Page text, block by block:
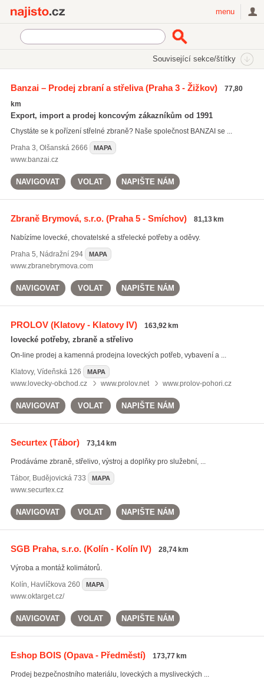
menu
Související sekce/štítky
lovecké zbraně
vzduchovky(200)
Banzai – Prodej zbraní a střeliva(Praha 3 - Žižkov)
77,80
km
Export, import a prodej koncovým zákazníkům od 1991
Chystáte se k pořízení střelné zbraně? Naše společnost BANZAI se ...
Praha 3, Olšanská 2666 MAPA
www.banzai.cz
NAVIGOVAT VOLAT NAPIŠTE NÁM
Zbraně Brymová, s.r.o.(Praha 5 - Smíchov) 81,13 km
Nabízíme lovecké, chovatelské a střelecké potřeby a oděvy.
Praha 5, Nádražní 294 MAPA
www.zbranebrymova.com
NAVIGOVAT VOLAT NAPIŠTE NÁM
PROLOV(Klatovy - Klatovy IV) 163,92 km
lovecké potřeby, zbraně a střelivo
On-line prodej a kamenná prodejna loveckých potřeb, vybavení a ...
Klatovy, Vídeňská 126 MAPA
www.lovecky-obchod.cz www.prolov.net www.prolov-pohori.cz
NAVIGOVAT VOLAT NAPIŠTE NÁM
Securtex(Tábor) 73,14 km
Prodáváme zbraně, střelivo, výstroj a doplňky pro služební, ...
Tábor, Budějovická 733 MAPA
www.securtex.cz
NAVIGOVAT VOLAT NAPIŠTE NÁM
SGB Praha, s.r.o.(Kolín - Kolín IV) 28,74 km
Výroba a montáž kolimátorů.
Kolín, Havlíčkova 260 MAPA
www.oktarget.cz/
NAVIGOVAT VOLAT NAPIŠTE NÁM
Eshop BOIS(Opava - Předměstí) 173,77 km
Prodej bezpečnostního materiálu, loveckých a mysliveckých ...